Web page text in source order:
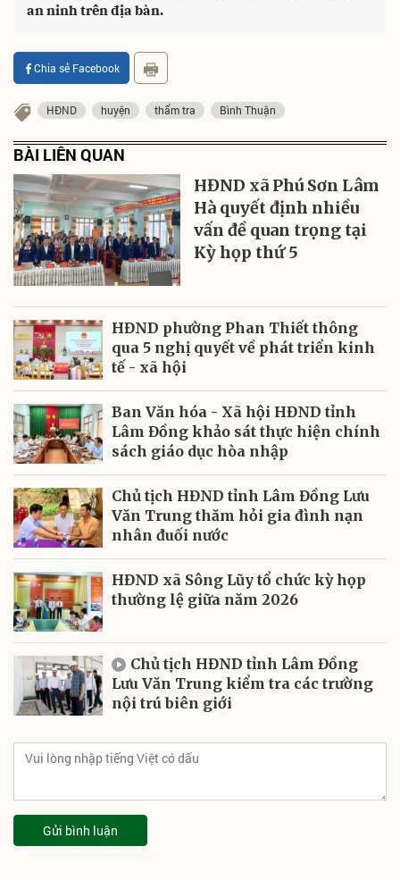
an ninh trên địa bàn.
Chia sẻ Facebook
HĐND huyện thẩm tra Bình Thuận
BÀI LIÊN QUAN
HĐND xã Phú Sơn Lâm
Hà quyết định nhiều
vấn đề quan trọng tại
Kỳ họp thứ 5
HĐND phường Phan Thiết thông
qua 5 nghị quyết về phát triển kinh
tế - xã hội
Ban Văn hóa - Xã hội HĐND tỉnh
Lâm Đồng khảo sát thực hiện chính
sách giáo dục hòa nhập
Chủ tịch HĐND tỉnh Lâm Đồng Lưu
Văn Trung thăm hỏi gia đình nạn
nhân đuối nước
HĐND xã Sông Lũy tổ chức kỳ họp
thường lệ giữa năm 2026
Chủ tịch HĐND tỉnh Lâm Đồng
Lưu Văn Trung kiểm tra các trường
nội trú biên giới
Gửi bình luận